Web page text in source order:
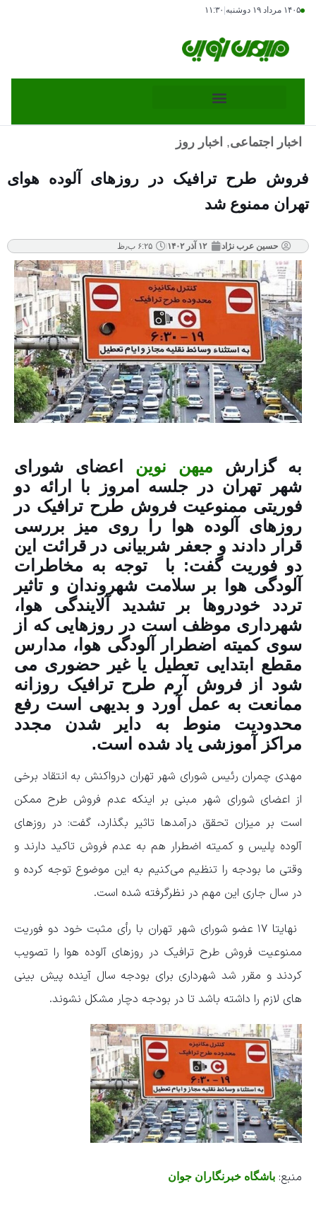
۱۴۰۵ مرداد ۱۹ دوشنبه ۱۱:۳۰
اخبار اجتماعی, اخبار روز
فروش طرح ترافیک در روزهای آلوده هوای
تهران ممنوع شد
حسین عرب نژاد ۱۲ آذر ۱۴۰۲ ۶:۲۵ ب٫ظ
به گزارش میهن نوین اعضای شورای
شهر تهران در جلسه امروز با ارائه دو
فوریتی ممنوعیت فروش طرح ترافیک در
روزهای آلوده هوا را روی میز بررسی
قرار دادند و جعفر شربیانی در قرائت این
دو فوریت گفت: با توجه به مخاطرات
آلودگی هوا بر سلامت شهروندان و تاثیر
تردد خودروها بر تشدید آلایندگی هوا،
شهرداری موظف است در روزهایی که از
سوی کمیته اضطرار آلودگی هوا، مدارس
مقطع ابتدایی تعطیل یا غیر حضوری می
شود از فروش آرم طرح ترافیک روزانه
ممانعت به عمل آورد و بدیهی است رفع
محدودیت منوط به دایر شدن مجدد
مراکز آموزشی یاد شده است.
مهدی چمران رئیس شورای شهر تهران درواکنش به انتقاد برخی
از اعضای شورای شهر مبنی بر اینکه عدم فروش طرح ممکن
است بر میزان تحقق درآمدها تاثیر بگذارد، گفت: در روزهای
آلوده پلیس و کمیته اضطرار هم به عدم فروش تاکید دارند و
وقتی ما بودجه را تنظیم می‌کنیم به این موضوع توجه کرده و
در سال جاری این مهم در نظرگرفته شده است.
نهایتا ۱۷ عضو شورای شهر تهران با رأی مثبت خود دو فوریت
ممنوعیت فروش طرح ترافیک در روزهای آلوده هوا را تصویب
کردند و مقرر شد شهرداری برای بودجه سال آینده پیش بینی
های لازم را داشته باشد تا در بودجه دچار مشکل نشوند.
منبع: باشگاه خبرنگاران جوان